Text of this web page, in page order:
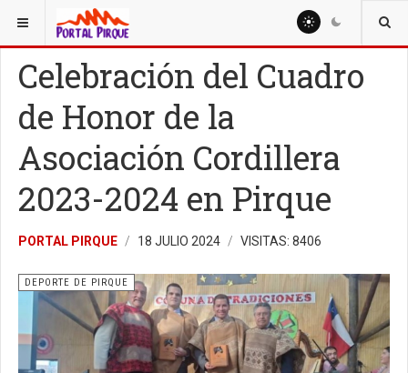
ESTÁ AQUÍ: DEPORTE
Celebración del Cuadro
de Honor de la
Asociación Cordillera
2023-2024 en Pirque
PORTAL PIRQUE 18 JULIO 2024 VISITAS: 8406
DEPORTE DE PIRQUE